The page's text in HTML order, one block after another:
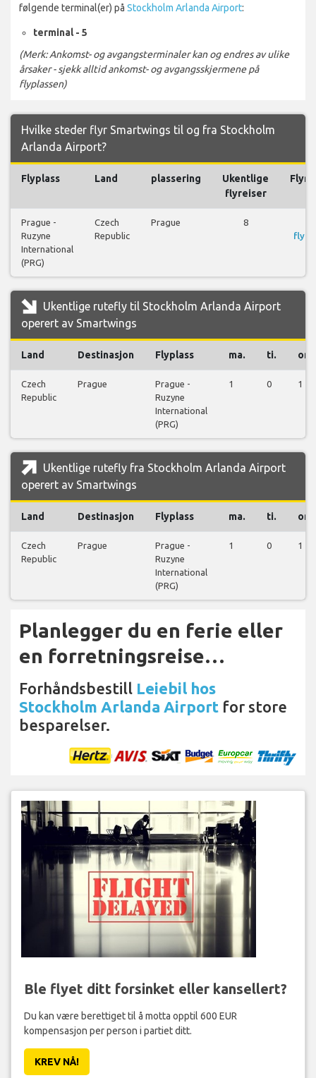
følgende terminal(er) på Stockholm Arlanda Airport:
terminal - 5
(Merk: Ankomst- og avgangsterminaler kan og endres av ulike
årsaker - sjekk alltid ankomst- og avgangsskjermene på
flyplassen)
Hvilke steder flyr Smartwings til og fra Stockholm
Arlanda Airport?
Flyplass Land plassering
Ukentlige
flyreiser
Prague -
Ruzyne
International
(PRG)
Czech
Republic
Prague 8
Ukentlige rutefly til Stockholm Arlanda Airport
operert av Smartwings
Land Destinasjon Flyplass ma. ti. on.
Czech
Republic
Prague
Prague -
Ruzyne
International
(PRG)
1 0 1
Ukentlige rutefly fra Stockholm Arlanda Airport
operert av Smartwings
Land Destinasjon Flyplass ma. ti. on.
Czech
Republic
Prague
Prague -
Ruzyne
International
(PRG)
1 0 1
Planlegger du en ferie eller
en forretningsreise…
Forhåndsbestill Leiebil hos
Stockholm Arlanda Airport for store
besparelser.
Ble flyet ditt forsinket eller kansellert?
Du kan være berettiget til å motta opptil 600 EUR
kompensasjon per person i partiet ditt.
KREV NÅ!